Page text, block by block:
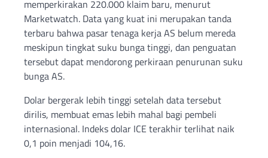
memperkirakan 220.000 klaim baru, menurut
Marketwatch. Data yang kuat ini merupakan tanda
terbaru bahwa pasar tenaga kerja AS belum mereda
meskipun tingkat suku bunga tinggi, dan penguatan
tersebut dapat mendorong perkiraan penurunan suku
bunga AS.
Dolar bergerak lebih tinggi setelah data tersebut
dirilis, membuat emas lebih mahal bagi pembeli
internasional. Indeks dolar ICE terakhir terlihat naik
0,1 poin menjadi 104,16.